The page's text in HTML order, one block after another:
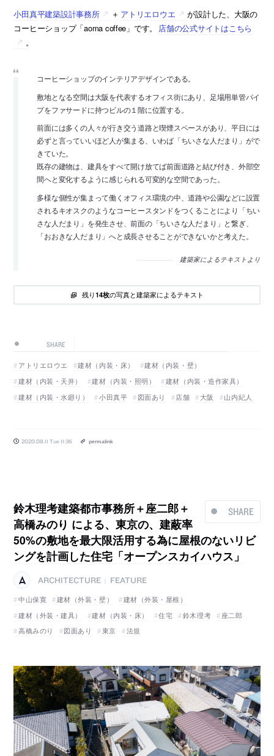
小田真平建築設計事務所 ＋ アトリエロウエ
が設計した、大阪の
コーヒーショップ「aoma coffee」です。
店舗の公式サイトはこちら
。
コーヒーショップのインテリアデザインである。
敷地となる空間は大阪を代表するオフィス街にあり、足場用単管パイ
プをファサードに持つビルの１階に位置する。
前面には多くの人々が行き交う道路と喫煙スペースがあり、平日には
必ずと言っていいほど人が集まる、いわば「ちいさな人だまり」がで
きていた。
既存の建物は、建具をすべて開け放てば前面道路と結び付き、外部空
間へと変化するように感じられる可変的な空間であった。
多様な個性が集まって働くオフィス環境の中、道路や公園などに設置
されるキオスクのようなコーヒースタンドをつくることにより「ちい
さな人だまり」を発生させ、前面の「ちいさな人だまり」と繋ぎ、
「おおきな人だまり」へと成長させることができないかと考えた。
建築家によるテキストより
残り14枚の写真と建築家によるテキスト
SHARE
アトリエロウエ 建材（内装・床）
建材（内装・壁）
建材（内装・天井）
建材（内装・照明）
建材（内装・造作家具）
建材（内装・水廻り）
小田真平 図面あり 店舗 大阪 山内紀人
2020.08.11 Tue 11:36 permalink
SHARE
鈴木理考建築都市事務所＋座二郎＋
高橋みのり による、東京の、建蔽率
50%の敷地を最大限活用する為に屋根のないリビ
ングを計画した住宅「オープンスカイハウス」
ARCHITECTURE
FEATURE
中山保寛
建材（外装・壁）
建材（外装・屋根）
建材（外装・建具）
建材（内装・床） 住宅 鈴木理考
座二郎
高橋みのり
図面あり 東京 法規